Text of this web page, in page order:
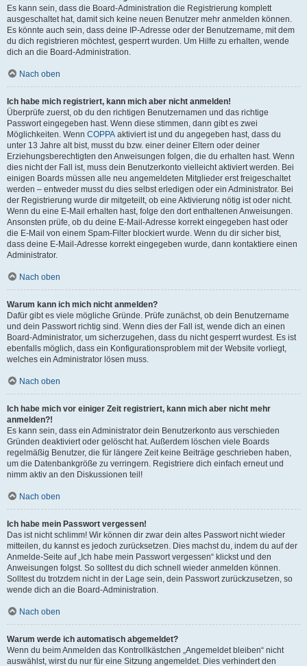
Es kann sein, dass die Board-Administration die Registrierung komplett
ausgeschaltet hat, damit sich keine neuen Benutzer mehr anmelden können.
Es könnte auch sein, dass deine IP-Adresse oder der Benutzername, mit dem
du dich registrieren möchtest, gesperrt wurden. Um Hilfe zu erhalten, wende
dich an die Board-Administration.
Nach oben
Ich habe mich registriert, kann mich aber nicht anmelden!
Überprüfe zuerst, ob du den richtigen Benutzernamen und das richtige
Passwort eingegeben hast. Wenn diese stimmen, dann gibt es zwei
Möglichkeiten. Wenn COPPA aktiviert ist und du angegeben hast, dass du
unter 13 Jahre alt bist, musst du bzw. einer deiner Eltern oder deiner
Erziehungsberechtigten den Anweisungen folgen, die du erhalten hast. Wenn
dies nicht der Fall ist, muss dein Benutzerkonto vielleicht aktiviert werden. Bei
einigen Boards müssen alle neu angemeldeten Mitglieder erst freigeschaltet
werden – entweder musst du dies selbst erledigen oder ein Administrator. Bei
der Registrierung wurde dir mitgeteilt, ob eine Aktivierung nötig ist oder nicht.
Wenn du eine E-Mail erhalten hast, folge den dort enthaltenen Anweisungen.
Ansonsten prüfe, ob du deine E-Mail-Adresse korrekt eingegeben hast oder
die E-Mail von einem Spam-Filter blockiert wurde. Wenn du dir sicher bist,
dass deine E-Mail-Adresse korrekt eingegeben wurde, dann kontaktiere einen
Administrator.
Nach oben
Warum kann ich mich nicht anmelden?
Dafür gibt es viele mögliche Gründe. Prüfe zunächst, ob dein Benutzername
und dein Passwort richtig sind. Wenn dies der Fall ist, wende dich an einen
Board-Administrator, um sicherzugehen, dass du nicht gesperrt wurdest. Es ist
ebenfalls möglich, dass ein Konfigurationsproblem mit der Website vorliegt,
welches ein Administrator lösen muss.
Nach oben
Ich habe mich vor einiger Zeit registriert, kann mich aber nicht mehr
anmelden?!
Es kann sein, dass ein Administrator dein Benutzerkonto aus verschieden
Gründen deaktiviert oder gelöscht hat. Außerdem löschen viele Boards
regelmäßig Benutzer, die für längere Zeit keine Beiträge geschrieben haben,
um die Datenbankgröße zu verringern. Registriere dich einfach erneut und
nimm aktiv an den Diskussionen teil!
Nach oben
Ich habe mein Passwort vergessen!
Das ist nicht schlimm! Wir können dir zwar dein altes Passwort nicht wieder
mitteilen, du kannst es jedoch zurücksetzen. Dies machst du, indem du auf der
Anmelde-Seite auf „Ich habe mein Passwort vergessen“ klickst und den
Anweisungen folgst. So solltest du dich schnell wieder anmelden können.
Solltest du trotzdem nicht in der Lage sein, dein Passwort zurückzusetzen, so
wende dich an die Board-Administration.
Nach oben
Warum werde ich automatisch abgemeldet?
Wenn du beim Anmelden das Kontrollkästchen „Angemeldet bleiben“ nicht
auswählst, wirst du nur für eine Sitzung angemeldet. Dies verhindert den